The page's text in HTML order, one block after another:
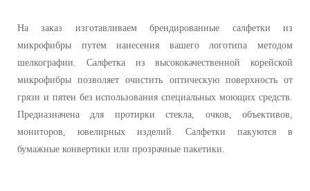
На заказ изготавливаем брендированные салфетки из
микрофибры путем нанесения вашего логотипа методом
шелкографии. Салфетка из высококачественной корейской
микрофибры позволяет очистить оптическую поверхность от
грязи и пятен без использования специальных моющих средств.
Предназначена для протирки стекла, очков, объективов,
мониторов, ювелирных изделий. Салфетки пакуются в
бумажные конвертики или прозрачные пакетики.